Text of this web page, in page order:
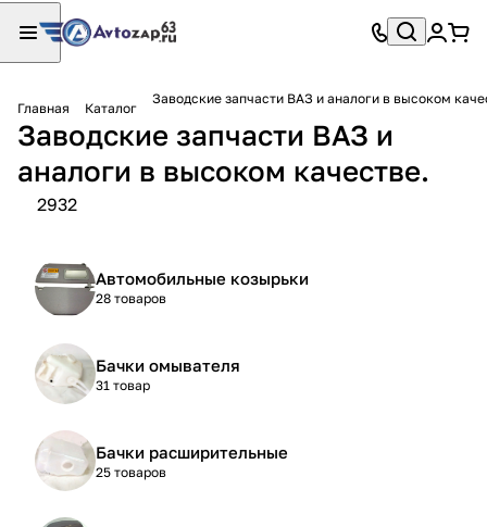
Главная Каталог
Заводские запчасти ВАЗ и аналоги в высоком
Заводские запчасти ВАЗ и
аналоги в высоком качестве.
2932
Автомобильные козырьки
28 товаров
Бачки омывателя
31 товар
Бачки расширительные
25 товаров